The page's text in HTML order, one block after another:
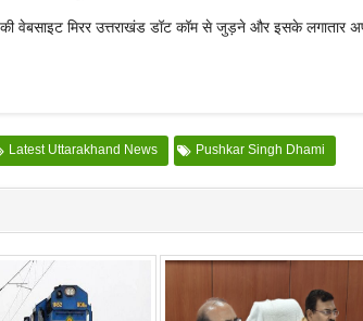
वेबसाइट मिरर उत्तराखंड डॉट कॉम से जुड़ने और इसके लगातार
Latest Uttarakhand News Pushkar Singh Dhami